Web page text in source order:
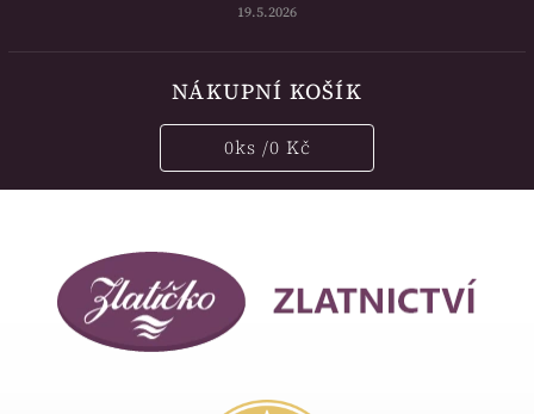
19.5.2026
NÁKUPNÍ KOŠÍK
0ks /0 Kč